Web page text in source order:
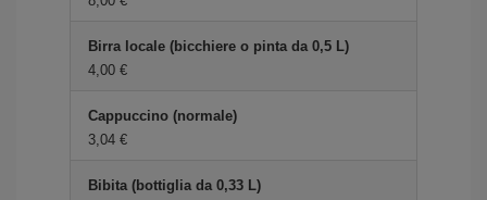
Birra locale (bicchiere o pinta da 0,5 L)
4,00 €
Cappuccino (normale)
3,04 €
Bibita (bottiglia da 0,33 L)